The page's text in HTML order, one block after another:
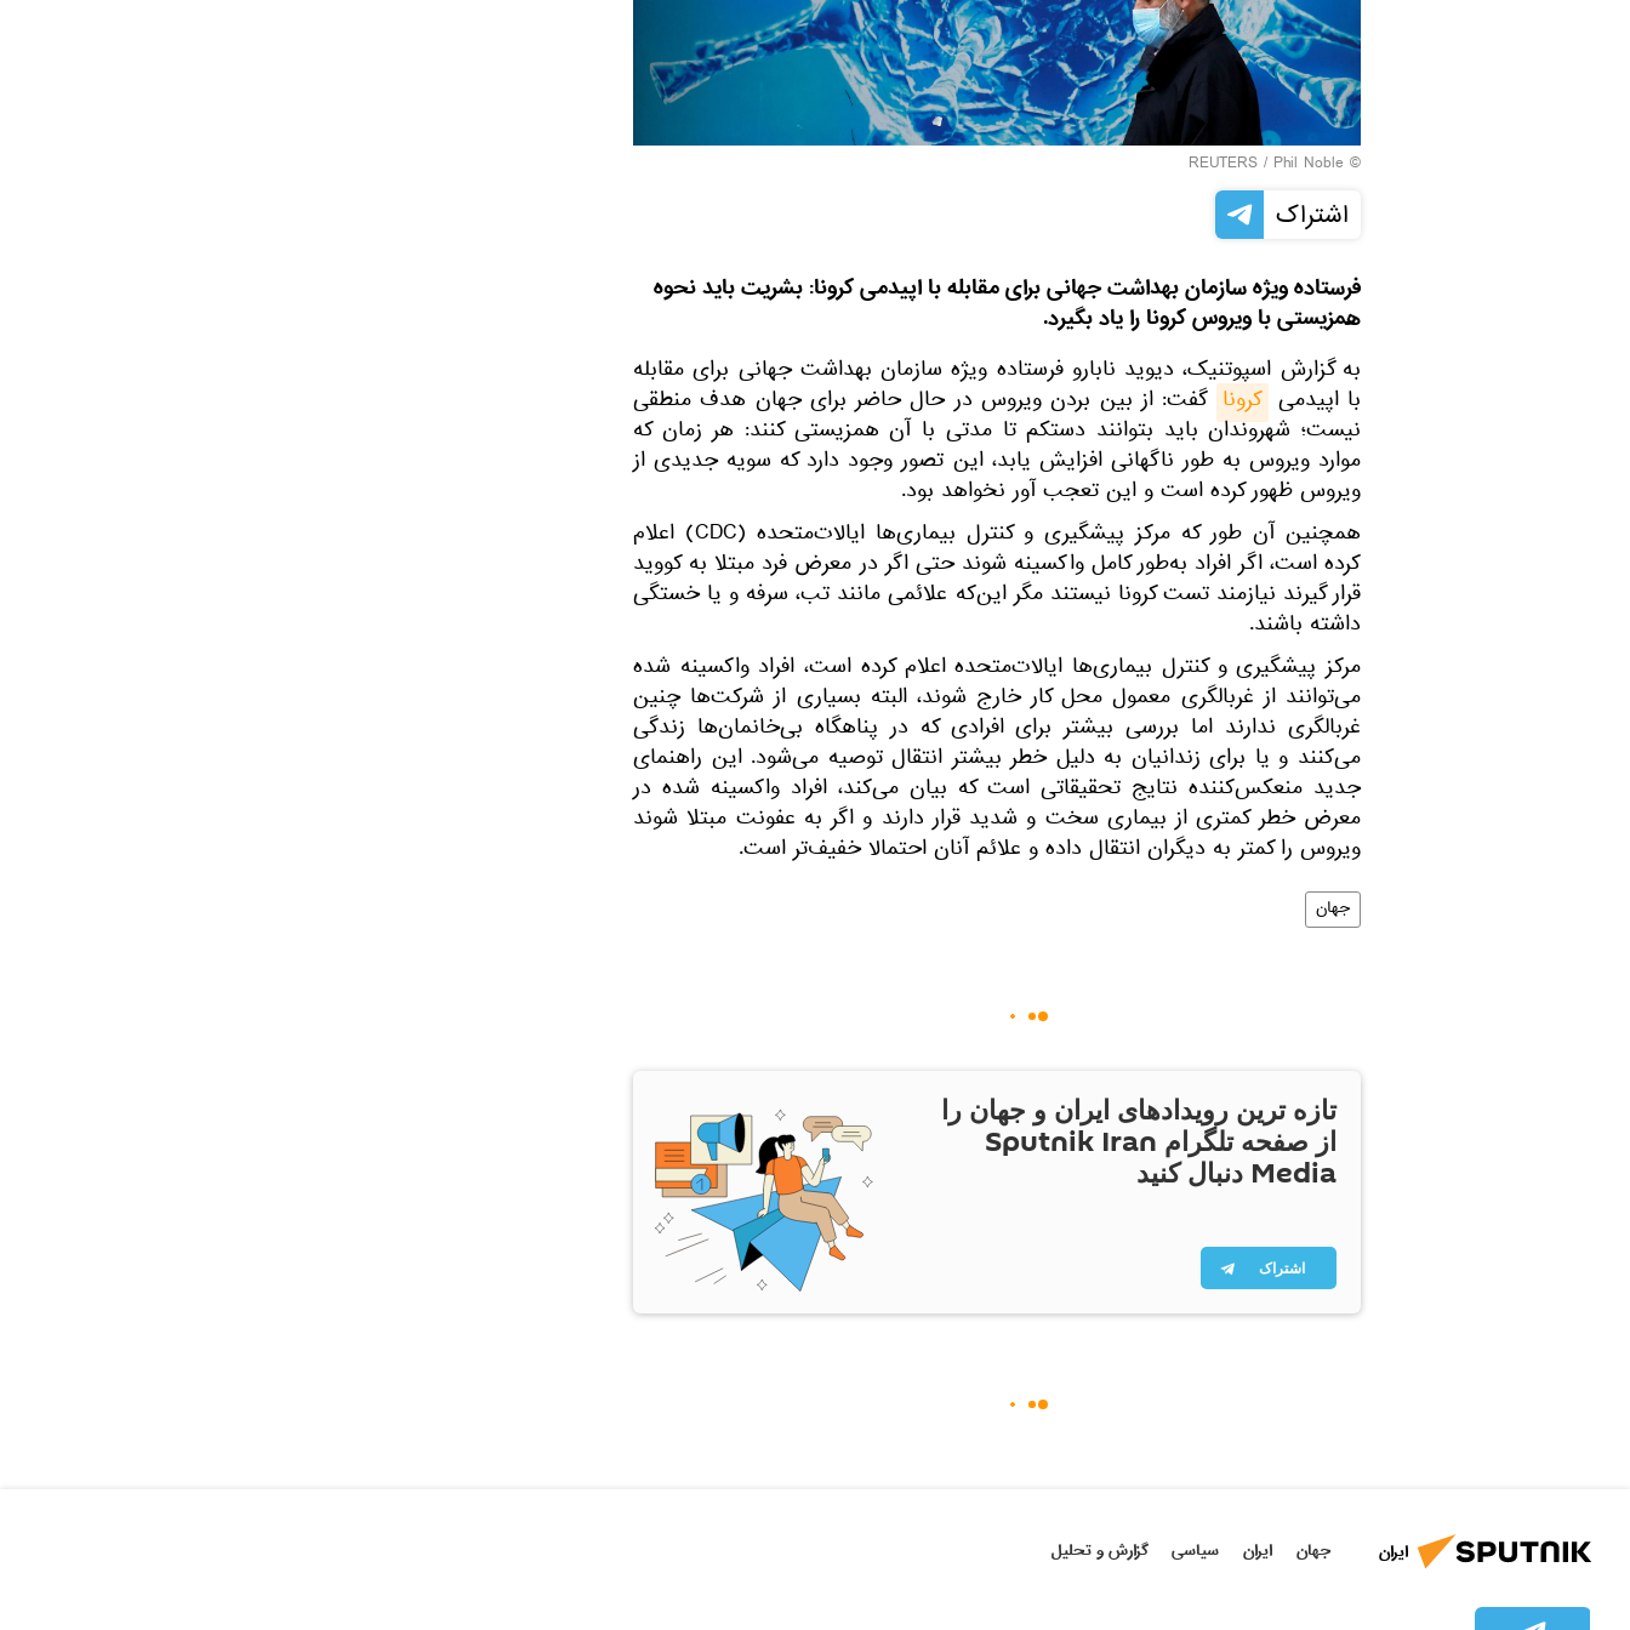
©
REUTERS / Phil Noble
اشتراک
فرستاده ویژه سازمان بهداشت جهانی برای مقابله با اپیدمی کرونا: بشریت باید نحوه
همزیستی با ویروس کرونا را یاد بگیرد.
به گزارش اسپوتنیک، دیوید نابارو فرستاده ویژه سازمان بهداشت جهانی برای مقابله
با اپیدمی کرونا گفت: از بین بردن ویروس در حال حاضر برای جهان هدف منطقی
نیست؛ شهروندان باید بتوانند دستکم تا مدتی با آن همزیستی کنند: هر زمان که
موارد ویروس به طور ناگهانی افزایش یابد، این تصور وجود دارد که سویه جدیدی از
ویروس ظهور کرده است و این تعجب آور نخواهد بود.
همچنین آن طور که مرکز پیشگیری و کنترل بیماری‌ها ایالات‌متحده (CDC) اعلام
کرده است، اگر افراد به‌طور کامل واکسینه شوند حتی اگر در معرض فرد مبتلا به کووید
قرار گیرند نیازمند تست کرونا نیستند مگر این‌که علائمی مانند تب، سرفه و یا خستگی
داشته باشند.
مرکز پیشگیری و کنترل بیماری‌ها ایالات‌متحده اعلام کرده است، افراد واکسینه شده
می‌توانند از غربالگری معمول محل کار خارج شوند، البته بسیاری از شرکت‌ها چنین
غربالگری ندارند اما بررسی بیشتر برای افرادی که در پناهگاه بی‌خانمان‌ها زندگی
می‌کنند و یا برای زندانیان به دلیل خطر بیشتر انتقال توصیه می‌شود. این راهنمای
جدید منعکس‌کننده نتایج تحقیقاتی است که بیان می‌کند، افراد واکسینه شده در
معرض خطر کمتری از بیماری سخت و شدید قرار دارند و اگر به عفونت مبتلا شوند
ویروس را کمتر به دیگران انتقال داده و علائم آنان احتمالا خفیف‌تر است.
جهان
تازه ترین رویدادهای ایران و جهان را
از صفحه تلگرام Sputnik Iran
Media دنبال کنید
اشتراک
ایران جهان ایران سیاسی گزارش و تحلیل